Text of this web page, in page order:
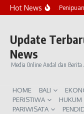
Lewati ke konten
Hot NewsMarak
Update
News
Media Online Andal dan
HOME BALI
PERISTIWA
HUKUM
PARIWISATA